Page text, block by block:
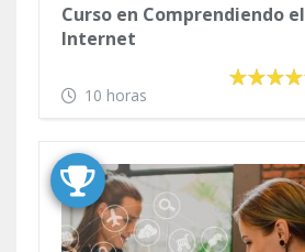
Curso en Comprendiendo el
Internet
10 horas